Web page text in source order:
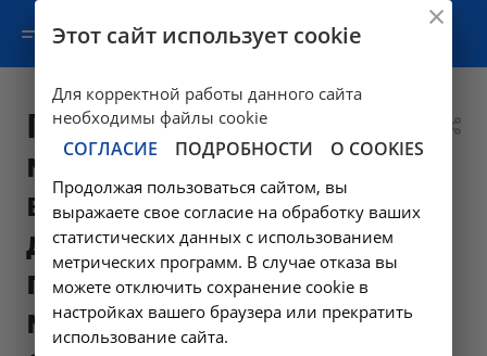
Получение
материала из
верхних
дыхательных
путей (Забор
мазка со
Этот сайт использует cookie
Для корректной работы данного сайта
необходимы файлы cookie
СОГЛАСИЕ ПОДРОБНОСТИ О COOKIES
Продолжая пользоваться сайтом, вы
выражаете свое согласие на обработку ваших
статистических данных с использованием
метрических программ. В случае отказа вы
можете отключить сохранение cookie в
настройках вашего браузера или прекратить
использование сайта.